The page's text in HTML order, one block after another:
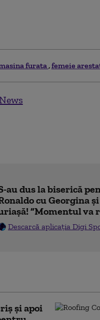
furata femeie
au dus la biserică
cu Georgina
”Momentul va
Descarcă aplicația Digi
și apoi